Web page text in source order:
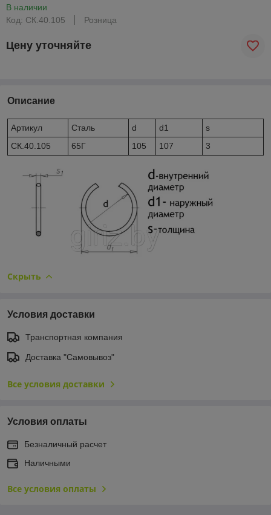
В наличии
Код: CК.40.105
Розница
Цену уточняйте
Описание
Артикул Сталь d d1
s
CК.40.105
65Г 105 107 3
Скрыть
Условия доставки
Транспортная компания
Доставка "Самовывоз"
Все условия доставки
Условия оплаты
Безналичный расчет
Наличными
Все условия оплаты